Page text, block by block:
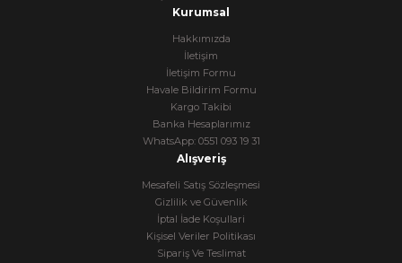
Kurumsal
Hakkımızda
İletişim
İletişim Formu
Havale Bildirim Formu
Kargo Takibi
Banka Hesaplarımız
WhatsApp: 0551 093 19 31
Alışveriş
Mesafeli Satış Sözleşmesi
Gizlilik ve Güvenlik
İptal İade Koşullari
Kişisel Veriler Politikası
Sipariş Ve Teslimat